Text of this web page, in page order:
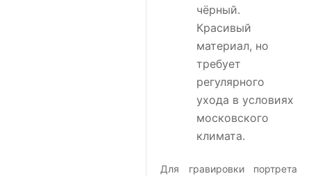
чёрный.
Красивый
материал, но
требует
регулярного
ухода в условиях
московского
климата.
Для гравировки портрета